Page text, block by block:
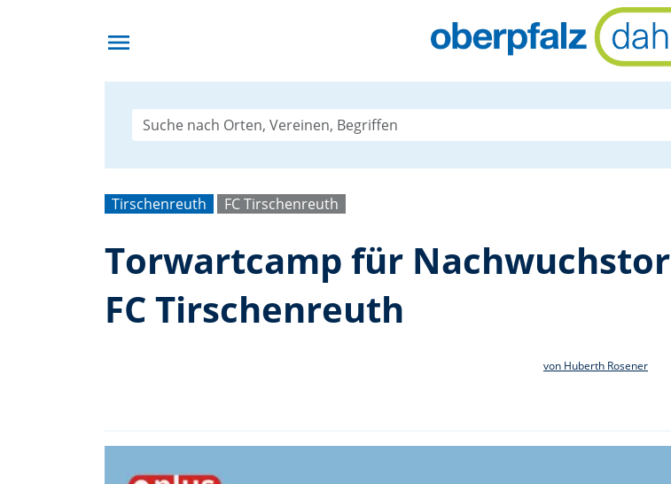
menu
Tirschenreuth FC Tirschenreuth
Torwartcamp für
FC Tirschenreuth
von Huberth Rosener